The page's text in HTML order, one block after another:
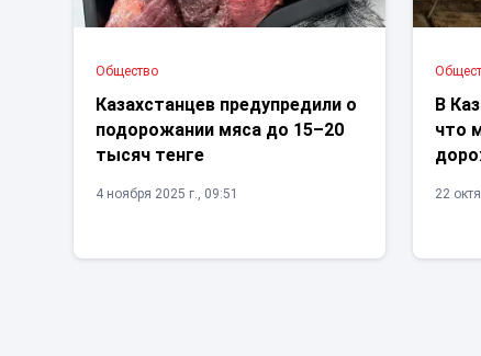
Общество
Казахстанцев предупредили о
подорожании мяса до 15–20
тысяч тенге
4 ноября 2025 г., 09:51
В
что
22